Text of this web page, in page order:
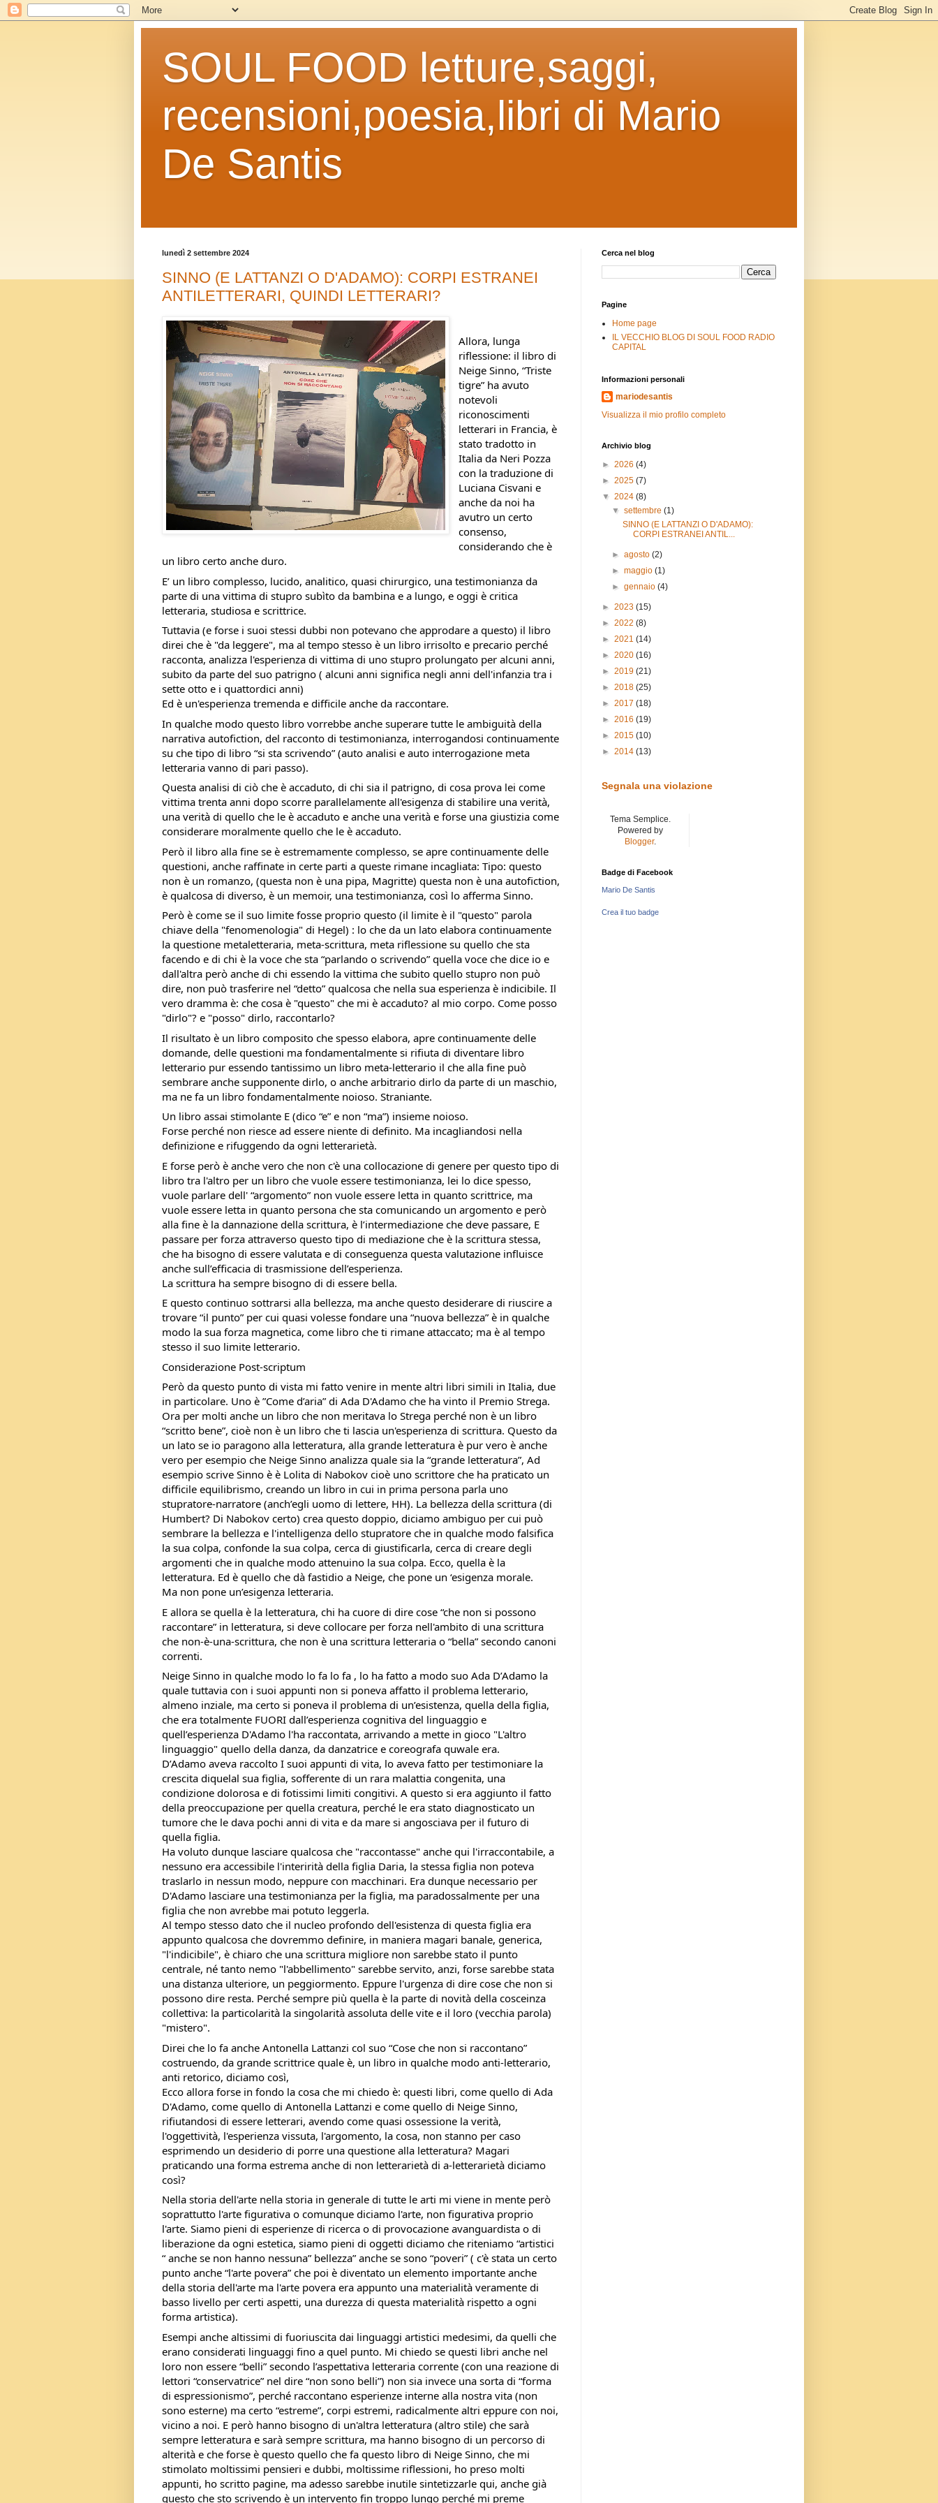
SOUL FOOD letture,saggi,
recensioni,poesia,libri di Mario
De Santis
lunedì 2 settembre 2024
SINNO (E LATTANZI O D'ADAMO): CORPI ESTRANEI
ANTILETTERARI, QUINDI LETTERARI?
Allora, lunga
riflessione: il libro di
Neige Sinno, “Triste
tigre” ha avuto
notevoli
riconoscimenti
letterari in Francia, è
stato tradotto in
Italia da Neri Pozza
con la traduzione di
Luciana Cisvani e
anche da noi ha
avutro un certo
consenso,
considerando che è
un libro certo anche duro.
E’ un libro complesso, lucido, analitico, quasi chirurgico, una testimonianza da
parte di una vittima di stupro subìto da bambina e a lungo, e oggi è critica
letteraria, studiosa e scrittrice.
Tuttavia (e forse i suoi stessi dubbi non potevano che approdare a questo) il libro
direi che è "da leggere", ma al tempo stesso è un libro irrisolto e precario perché
racconta, analizza l'esperienza di vittima di uno stupro prolungato per alcuni anni,
subito da parte del suo patrigno ( alcuni anni significa negli anni dell'infanzia tra i
sette otto e i quattordici anni)
Ed è un'esperienza tremenda e difficile anche da raccontare.
In qualche modo questo libro vorrebbe anche superare tutte le ambiguità della
narrativa autofiction, del racconto di testimonianza, interrogandosi continuamente
su che tipo di libro “si sta scrivendo” (auto analisi e auto interrogazione meta
letteraria vanno di pari passo).
Questa analisi di ciò che è accaduto, di chi sia il patrigno, di cosa prova lei come
vittima trenta anni dopo scorre parallelamente all'esigenza di stabilire una verità,
una verità di quello che le è accaduto e anche una verità e forse una giustizia come
considerare moralmente quello che le è accaduto.
Però il libro alla fine se è estremamente complesso, se apre continuamente delle
questioni, anche raffinate in certe parti a queste rimane incagliata: Tipo: questo
non è un romanzo, (questa non è una pipa, Magritte) questa non è una autofiction,
è qualcosa di diverso, è un memoir, una testimonianza, così lo afferma Sinno.
Però è come se il suo limite fosse proprio questo (il limite è il "questo" parola
chiave della "fenomenologia" di Hegel) : lo che da un lato elabora continuamente
la questione metaletteraria, meta-scrittura, meta riflessione su quello che sta
facendo e di chi è la voce che sta “parlando o scrivendo” quella voce che dice io e
dall'altra però anche di chi essendo la vittima che subito quello stupro non può
dire, non può trasferire nel “detto” qualcosa che nella sua esperienza è indicibile. Il
vero dramma è: che cosa è "questo" che mi è accaduto? al mio corpo. Come posso
"dirlo"? e "posso" dirlo, raccontarlo?
Il risultato è un libro composito che spesso elabora, apre continuamente delle
domande, delle questioni ma fondamentalmente si rifiuta di diventare libro
letterario pur essendo tantissimo un libro meta-letterario il che alla fine può
sembrare anche supponente dirlo, o anche arbitrario dirlo da parte di un maschio,
ma ne fa un libro fondamentalmente noioso. Straniante.
Un libro assai stimolante E (dico “e” e non “ma”) insieme noioso.
Forse perché non riesce ad essere niente di definito. Ma incagliandosi nella
definizione e rifuggendo da ogni letterarietà.
E forse però è anche vero che non c'è una collocazione di genere per questo tipo di
libro tra l'altro per un libro che vuole essere testimonianza, lei lo dice spesso,
vuole parlare dell' “argomento” non vuole essere letta in quanto scrittrice, ma
vuole essere letta in quanto persona che sta comunicando un argomento e però
alla fine è la dannazione della scrittura, è l’intermediazione che deve passare, E
passare per forza attraverso questo tipo di mediazione che è la scrittura stessa,
che ha bisogno di essere valutata e di conseguenza questa valutazione influisce
anche sull’efficacia di trasmissione dell’esperienza.
La scrittura ha sempre bisogno di di essere bella.
E questo continuo sottrarsi alla bellezza, ma anche questo desiderare di riuscire a
trovare “il punto” per cui quasi volesse fondare una “nuova bellezza” è in qualche
modo la sua forza magnetica, come libro che ti rimane attaccato; ma è al tempo
stesso il suo limite letterario.
Considerazione Post-scriptum
Però da questo punto di vista mi fatto venire in mente altri libri simili in Italia, due
in particolare. Uno è ”Come d’aria” di Ada D'Adamo che ha vinto il Premio Strega.
Ora per molti anche un libro che non meritava lo Strega perché non è un libro
“scritto bene”, cioè non è un libro che ti lascia un'esperienza di scrittura. Questo da
un lato se io paragono alla letteratura, alla grande letteratura è pur vero è anche
vero per esempio che Neige Sinno analizza quale sia la “grande letteratura”, Ad
esempio scrive Sinno è è Lolita di Nabokov cioè uno scrittore che ha praticato un
difficile equilibrismo, creando un libro in cui in prima persona parla uno
stupratore-narratore (anch’egli uomo di lettere, HH). La bellezza della scrittura (di
Humbert? Di Nabokov certo) crea questo doppio, diciamo ambiguo per cui può
sembrare la bellezza e l'intelligenza dello stupratore che in qualche modo falsifica
la sua colpa, confonde la sua colpa, cerca di giustificarla, cerca di creare degli
argomenti che in qualche modo attenuino la sua colpa. Ecco, quella è la
letteratura. Ed è quello che dà fastidio a Neige, che pone un ‘esigenza morale.
Ma non pone un’esigenza letteraria.
E allora se quella è la letteratura, chi ha cuore di dire cose “che non si possono
raccontare” in letteratura, si deve collocare per forza nell'ambito di una scrittura
che non-è-una-scrittura, che non è una scrittura letteraria o “bella” secondo canoni
correnti.
Neige Sinno in qualche modo lo fa lo fa , lo ha fatto a modo suo Ada D’Adamo la
quale tuttavia con i suoi appunti non si poneva affatto il problema letterario,
almeno inziale, ma certo si poneva il problema di un’esistenza, quella della figlia,
che era totalmente FUORI dall’esperienza cognitiva del linguaggio e
quell’esperienza D'Adamo l'ha raccontata, arrivando a mette in gioco "L'altro
linguaggio" quello della danza, da danzatrice e coreografa quwale era.
D’Adamo aveva raccolto I suoi appunti di vita, lo aveva fatto per testimoniare la
crescita diquelal sua figlia, sofferente di un rara malattia congenita, una
condizione dolorosa e di fotissimi limiti congitivi. A questo si era aggiunto il fatto
della preoccupazione per quella creatura, perché le era stato diagnosticato un
tumore che le dava pochi anni di vita e da mare si angosciava per il futuro di
quella figlia.
Ha voluto dunque lasciare qualcosa che "raccontasse" anche qui l'irraccontabile, a
nessuno era accessibile l'interirità della figlia Daria, la stessa figlia non poteva
traslarlo in nessun modo, neppure con macchinari. Era dunque necessario per
D'Adamo lasciare una testimonianza per la figlia, ma paradossalmente per una
figlia che non avrebbe mai potuto leggerla.
Al tempo stesso dato che il nucleo profondo dell'esistenza di questa figlia era
appunto qualcosa che dovremmo definire, in maniera magari banale, generica,
"l'indicibile", è chiaro che una scrittura migliore non sarebbe stato il punto
centrale, né tanto nemo "l'abbellimento" sarebbe servito, anzi, forse sarebbe stata
una distanza ulteriore, un peggiormento. Eppure l'urgenza di dire cose che non si
possono dire resta. Perché sempre più quella è la parte di novità della cosceinza
collettiva: la particolarità la singolarità assoluta delle vite e il loro (vecchia parola)
"mistero".
Direi che lo fa anche Antonella Lattanzi col suo “Cose che non si raccontano”
costruendo, da grande scrittrice quale è, un libro in qualche modo anti-letterario,
anti retorico, diciamo così,
Ecco allora forse in fondo la cosa che mi chiedo è: questi libri, come quello di Ada
D'Adamo, come quello di Antonella Lattanzi e come quello di Neige Sinno,
rifiutandosi di essere letterari, avendo come quasi ossessione la verità,
l'oggettività, l'esperienza vissuta, l'argomento, la cosa, non stanno per caso
esprimendo un desiderio di porre una questione alla letteratura? Magari
praticando una forma estrema anche di non letterarietà di a-letterarietà diciamo
così?
Nella storia dell'arte nella storia in generale di tutte le arti mi viene in mente però
soprattutto l'arte figurativa o comunque diciamo l'arte, non figurativa proprio
l'arte. Siamo pieni di esperienze di ricerca o di provocazione avanguardista o di
liberazione da ogni estetica, siamo pieni di oggetti diciamo che riteniamo “artistici
“ anche se non hanno nessuna” bellezza” anche se sono “poveri” ( c'è stata un certo
punto anche “l'arte povera” che poi è diventato un elemento importante anche
della storia dell'arte ma l'arte povera era appunto una materialità veramente di
basso livello per certi aspetti, una durezza di questa materialità rispetto a ogni
forma artistica).
Esempi anche altissimi di fuoriuscita dai linguaggi artistici medesimi, da quelli che
erano considerati linguaggi fino a quel punto. Mi chiedo se questi libri anche nel
loro non essere “belli” secondo l’aspettativa letteraria corrente (con una reazione di
lettori “conservatrice” nel dire “non sono belli”) non sia invece una sorta di “forma
di espressionismo”, perché raccontano esperienze interne alla nostra vita (non
sono esterne) ma certo “estreme”, corpi estremi, radicalmente altri eppure con noi,
vicino a noi. E però hanno bisogno di un'altra letteratura (altro stile) che sarà
sempre letteratura e sarà sempre scrittura, ma hanno bisogno di un percorso di
alterità e che forse è questo quello che fa questo libro di Neige Sinno, che mi
stimolato moltissimi pensieri e dubbi, moltissime riflessioni, ho preso molti
appunti, ho scritto pagine, ma adesso sarebbe inutile sintetizzarle qui, anche già
questo che sto scrivendo è un intervento fin troppo lungo perché mi preme
Cerca nel blog
Pagine
Home page
IL VECCHIO BLOG DI SOUL FOOD RADIO
CAPITAL
Informazioni personali
mariodesantis
Visualizza il mio profilo completo
Archivio blog
► 2026 (4)
► 2025 (7)
▼ 2024 (8)
▼settembre(1)
SINNO (E LATTANZI O D'ADAMO):
CORPI ESTRANEI ANTIL...
►agosto(2)
►maggio(1)
►gennaio(4)
► 2023 (15)
► 2022 (8)
► 2021 (14)
► 2020 (16)
► 2019 (21)
► 2018 (25)
► 2017 (18)
► 2016 (19)
► 2015 (10)
► 2014 (13)
Segnala una violazione
Tema Semplice.
Powered by
Blogger.
Badge di Facebook
Mario De Santis
Crea il tuo badge